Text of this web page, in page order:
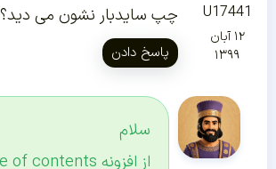
U17441
۱۲ آبان
۱۳۹۹
چپ سایدبار نشون می دید؟
پاسخ دادن
سلام